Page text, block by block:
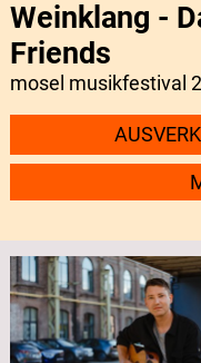
Weinklang -
Friends
mosel musikfestival